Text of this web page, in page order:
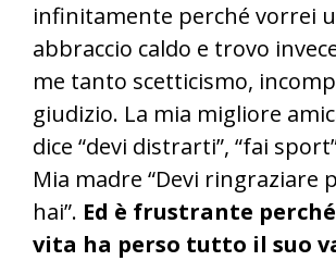
infinitamente perché vorrei
abbraccio caldo e trovo
me tanto scetticismo,
giudizio. La mia migliore
dice “devi distrarti”, “fai
Mia madre “Devi ringraziare
hai”. Ed è frustrante
vita ha perso tutto il suo